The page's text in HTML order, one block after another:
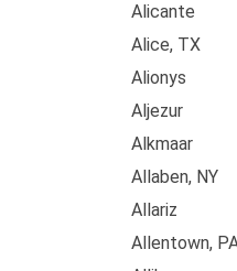
Alicante
Alice, TX
Alionys
Aljezur
Alkmaar
Allaben, NY
Allariz
Allentown,